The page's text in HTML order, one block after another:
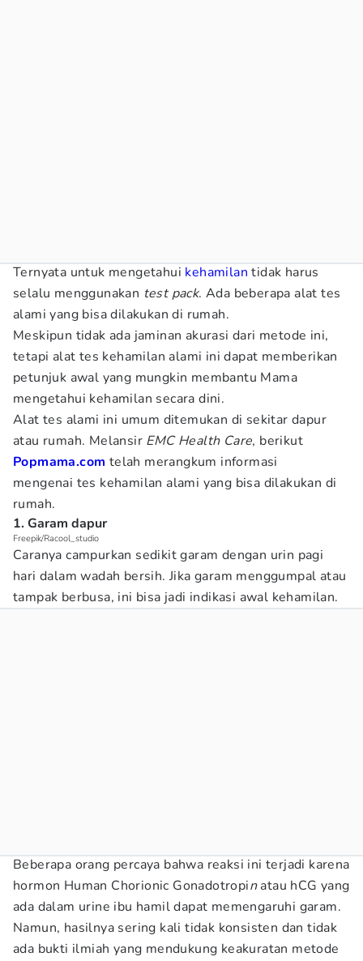
Ternyata untuk mengetahui kehamilan tidak harus
selalu menggunakan test pack. Ada beberapa alat tes
alami yang bisa dilakukan di rumah.
Meskipun tidak ada jaminan akurasi dari metode ini,
tetapi alat tes kehamilan alami ini dapat memberikan
petunjuk awal yang mungkin membantu Mama
mengetahui kehamilan secara dini.
Alat tes alami ini umum ditemukan di sekitar dapur
atau rumah. Melansir EMC Health Care, berikut
Popmama.com telah merangkum informasi
mengenai tes kehamilan alami yang bisa dilakukan di
rumah.
1. Garam dapur
Freepik/Racool_studio
Caranya campurkan sedikit garam dengan urin pagi
hari dalam wadah bersih. Jika garam menggumpal atau
tampak berbusa, ini bisa jadi indikasi awal kehamilan.
Beberapa orang percaya bahwa reaksi ini terjadi karena
hormon Human Chorionic Gonadotropinatau hCG yang
ada dalam urine ibu hamil dapat memengaruhi garam.
Namun, hasilnya sering kali tidak konsisten dan tidak
ada bukti ilmiah yang mendukung keakuratan metode